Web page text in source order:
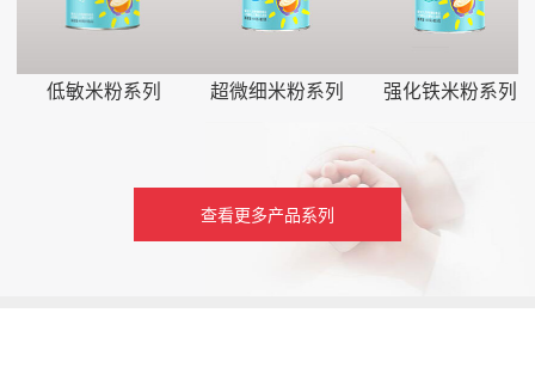
低敏米粉系列 超微细米粉系列 强化铁米粉系列
查看更多产品系列